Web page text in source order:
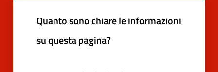
Quanto sono chiare le informazioni
su questa pagina?